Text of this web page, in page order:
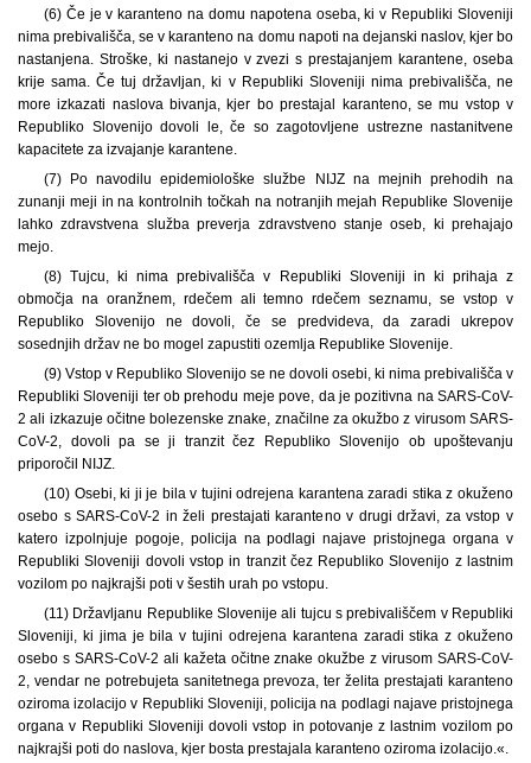
(6) Če je v karanteno na domu napotena oseba, ki v Republiki Sloveniji
nima prebivališča, se v karanteno na domu napoti na dejanski naslov, kjer bo
nastanjena. Stroške, ki nastanejo v zvezi s prestajanjem karantene, oseba
krije sama. Če tuj državljan, ki v Republiki Sloveniji nima prebivališča, ne
more izkazati naslova bivanja, kjer bo prestajal karanteno, se mu vstop v
Republiko Slovenijo dovoli le, če so zagotovljene ustrezne nastanitvene
kapacitete za izvajanje karantene.
(7) Po navodilu epidemiološke službe NIJZ na mejnih prehodih na
zunanji meji in na kontrolnih točkah na notranjih mejah Republike Slovenije
lahko zdravstvena služba preverja zdravstveno stanje oseb, ki prehajajo
mejo.
(8) Tujcu, ki nima prebivališča v Republiki Sloveniji in ki prihaja z
območja na oranžnem, rdečem ali temno rdečem seznamu, se vstop v
Republiko Slovenijo ne dovoli, če se predvideva, da zaradi ukrepov
sosednjih držav ne bo mogel zapustiti ozemlja Republike Slovenije.
(9) Vstop v Republiko Slovenijo se ne dovoli osebi, ki nima prebivališča v
Republiki Sloveniji ter ob prehodu meje pove, da je pozitivna na SARS-CoV-
2 ali izkazuje očitne bolezenske znake, značilne za okužbo z virusom SARS-
CoV-2, dovoli pa se ji tranzit čez Republiko Slovenijo ob upoštevanju
priporočil NIJZ.
(10) Osebi, ki ji je bila v tujini odrejena karantena zaradi stika z okuženo
osebo s SARS-CoV-2 in želi prestajati karanteno v drugi državi, za vstop v
katero izpolnjuje pogoje, policija na podlagi najave pristojnega organa v
Republiki Sloveniji dovoli vstop in tranzit čez Republiko Slovenijo z lastnim
vozilom po najkrajši poti v šestih urah po vstopu.
(11) Državljanu Republike Slovenije ali tujcu s prebivališčem v Republiki
Sloveniji, ki jima je bila v tujini odrejena karantena zaradi stika z okuženo
osebo s SARS-CoV-2 ali kažeta očitne znake okužbe z virusom SARS-CoV-
2, vendar ne potrebujeta sanitetnega prevoza, ter želita prestajati karanteno
oziroma izolacijo v Republiki Sloveniji, policija na podlagi najave pristojnega
organa v Republiki Sloveniji dovoli vstop in potovanje z lastnim vozilom po
najkrajši poti do naslova, kjer bosta prestajala karanteno oziroma izolacijo.«.